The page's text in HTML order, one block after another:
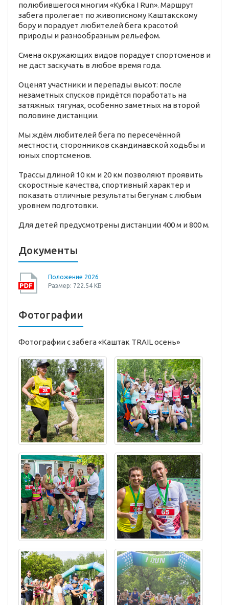
полюбившегося многим «Кубка I Run». Маршрут
забега пролегает по живописному Каштакскому
бору и порадует любителей бега красотой
природы и разнообразным рельефом.
Смена окружающих видов порадует спортсменов и
не даст заскучать в любое время года.
Оценят участники и перепады высот: после
незаметных спусков придётся поработать на
затяжных тягунах, особенно заметных на второй
половине дистанции.
Мы ждём любителей бега по пересечённой
местности, сторонников скандинавской ходьбы и
юных спортсменов.
Трассы длиной 10 км и 20 км позволяют проявить
скоростные качества, спортивный характер и
показать отличные результаты бегунам с любым
уровнем подготовки.
Для детей предусмотрены дистанции 400 м и 800 м.
Документы
Положение 2026
Размер: 722.54 КБ
Фотографии
Фотографии с забега «Каштак TRAIL осень»